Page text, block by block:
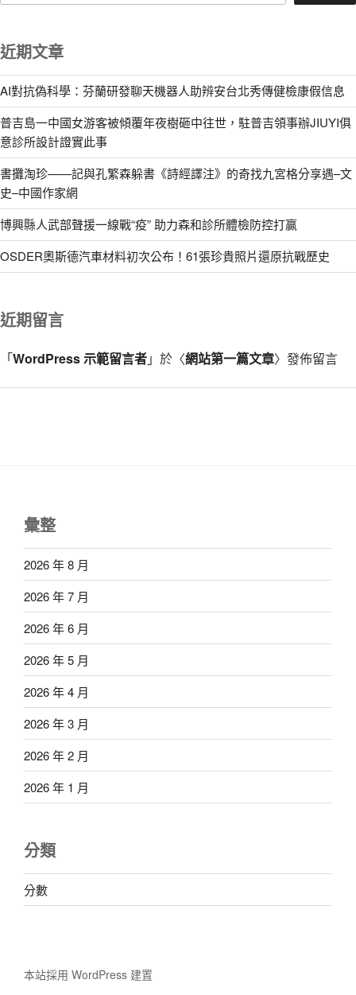
近期文章
AI對抗偽科學：芬蘭研發聊天機器人助辨安台北秀傳健檢康假信息
普吉島一中國女游客被傾覆年夜樹砸中往世，駐普吉領事辦JIUYI俱
意診所設計證實此事
書攤淘珍——記與孔繁森躲書《詩經譯注》的奇找九宮格分享遇–文
史–中國作家網
博興縣人武部聲援一線戰“疫” 助力森和診所體檢防控打贏
OSDER奧斯德汽車材料初次公布！61張珍貴照片還原抗戰歷史
近期留言
「WordPress 示範留言者」於〈網站第一篇文章〉發佈留言
彙整
2026 年 8 月
2026 年 7 月
2026 年 6 月
2026 年 5 月
2026 年 4 月
2026 年 3 月
2026 年 2 月
2026 年 1 月
分類
分數
本站採用 WordPress 建置